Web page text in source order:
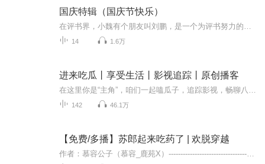
国庆特辑（国庆节快乐）
14 1.6万
进来吃瓜丨享受生活丨影视追踪丨原创播客
142 46.1万
【免费/多播】苏郎起来吃药了 | 欢脱穿越